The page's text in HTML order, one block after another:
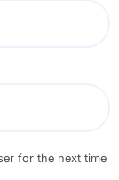
for the next time